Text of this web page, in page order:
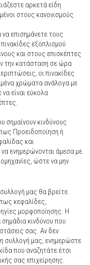
αρκετά είδη
στους κανονισμούς.
να επισημάνετε τους
εξοπλισμού
και στους επισκέπτες
την κατάσταση σε ώρα
οι πινακίδες
χρώματα ανάλογα με
είναι εύκολα
σημαίνουν κινδύνους
Προειδοποίηση ή
και
να ενημερώνονται άμεσα με
ώστε να μην
μας θα βρείτε
κεφαλίδες,
μορφοποίησης. Η
κινδύνου που
σας. Αν δεν
συλλογή μας, ενημερώστε
που αναζητάτε έτσι
σας επιχείρησης.